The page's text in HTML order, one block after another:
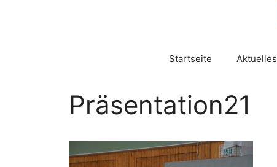
Startseite Aktuelles
Präsentation21